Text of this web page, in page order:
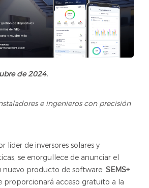
de 2024.
e ingenieros con precisión
líder de inversores solares y
se enorgullece de anunciar el
nuevo producto de software: SEMS+
proporcionará acceso gratuito a la